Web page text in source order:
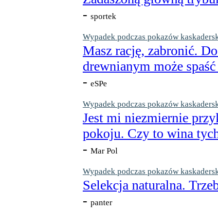
- sportek
Wypadek podczas pokazów
Masz rację, zabronić.
drewnianym może
- eSPe
Wypadek podczas pokazów
Jest mi niezmiernie
pokoju. Czy to wina
- Mar Pol
Wypadek podczas pokazów
Selekcja naturalna.
- panter